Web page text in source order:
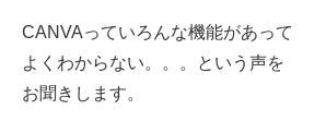
CANVAっていろんな機能があって
よくわからない。。。という声を
お聞きします。